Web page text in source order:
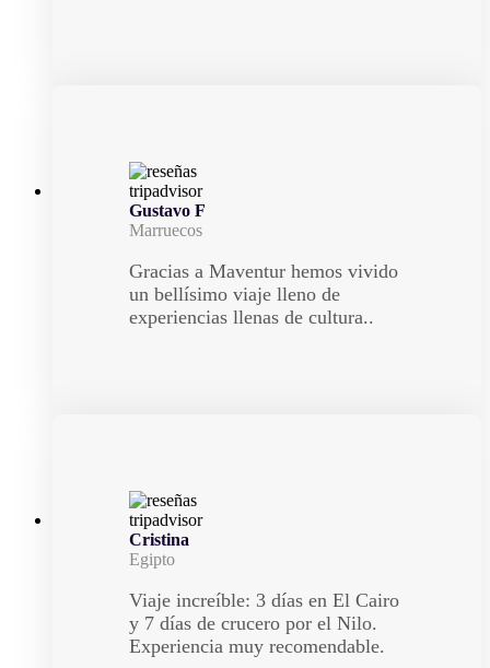
Gustavo F
Marruecos
Gracias a Maventur hemos vivido
un bellísimo viaje lleno de
experiencias llenas de cultura..
Cristina
Egipto
Viaje increíble: 3 días en El Cairo
y 7 días de crucero por el Nilo.
Experiencia muy recomendable.